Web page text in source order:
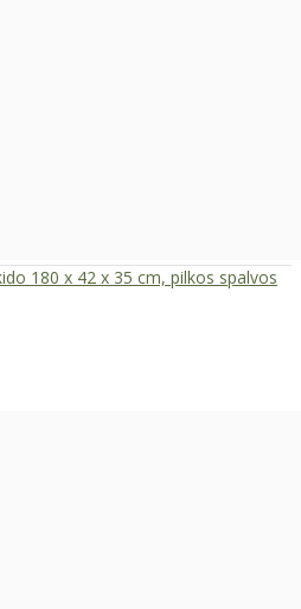
180 x 42 x 35 cm, pilkos spalvos